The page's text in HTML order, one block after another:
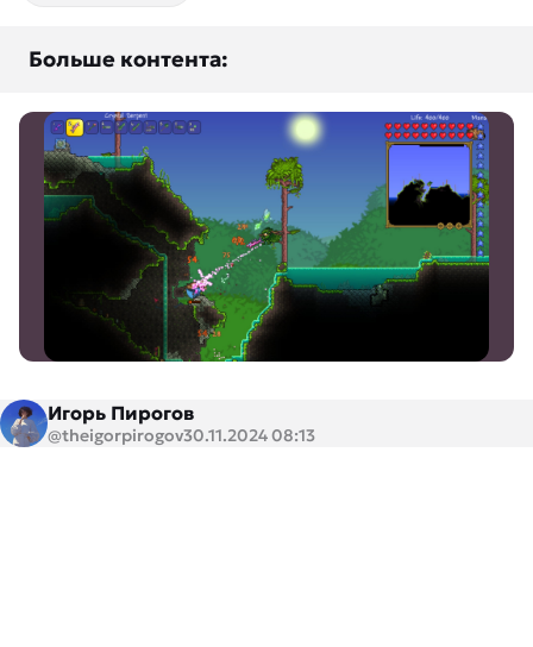
Больше контента:
Игорь Пирогов
@theigorpirogov30.11.2024 08:13